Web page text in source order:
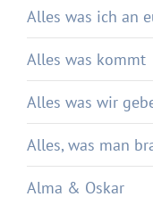
Alles was ich an
Alles was kommt
Alles was wir
Alles, was man
Alma & Oskar